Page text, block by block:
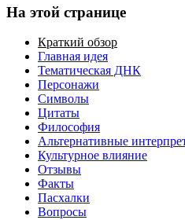
На этой странице
Краткий обзор
Главная идея
Тематическая ДНК
Персонажи
Символы
Цитаты
Философия
Альтернативные
Культурное влияние
Отзывы
Факты
Пасхалки
Вопросы